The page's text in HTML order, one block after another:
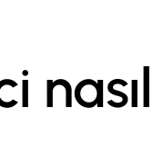
nasıl